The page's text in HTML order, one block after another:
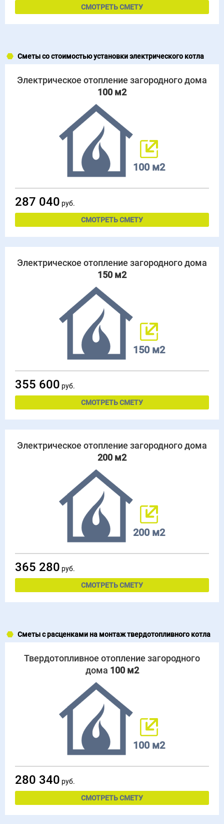
СМОТРЕТЬ СМЕТУ
Сметы со стоимостью установки электрического котла
Электрическое отопление загородного дома
100 м2
100 м2
287 040 руб.
СМОТРЕТЬ СМЕТУ
Электрическое отопление загородного дома
150 м2
150 м2
355 600 руб.
СМОТРЕТЬ СМЕТУ
Электрическое отопление загородного дома
200 м2
200 м2
365 280 руб.
СМОТРЕТЬ СМЕТУ
Сметы с расценками на монтаж твердотопливного котла
Твердотопливное отопление загородного
дома 100 м2
100 м2
280 340 руб.
СМОТРЕТЬ СМЕТУ